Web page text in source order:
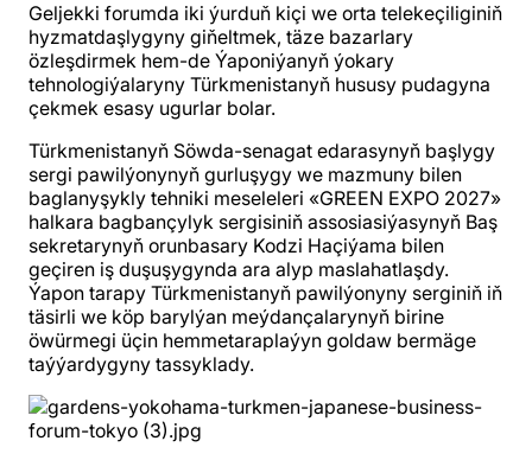
Geljekki forumda iki ýurduň kiçi we orta telekeçiliginiň
hyzmatdaşlygyny giňeltmek, täze bazarlary
özleşdirmek hem-de Ýaponiýanyň ýokary
tehnologiýalaryny Türkmenistanyň hususy pudagyna
çekmek esasy ugurlar bolar.
Türkmenistanyň Söwda-senagat edarasynyň başlygy
sergi pawilýonynyň gurluşygy we mazmuny bilen
baglanyşykly tehniki meseleleri «GREEN EXPO 2027»
halkara bagbançylyk sergisiniň assosiasiýasynyň Baş
sekretarynyň orunbasary Kodzi Haçiýama bilen
geçiren iş duşuşygynda ara alyp maslahatlaşdy.
Ýapon tarapy Türkmenistanyň pawilýonyny serginiň iň
täsirli we köp barylýan meýdançalarynyň birine
öwürmegi üçin hemmetaraplaýyn goldaw bermäge
taýýardygyny tassyklady.